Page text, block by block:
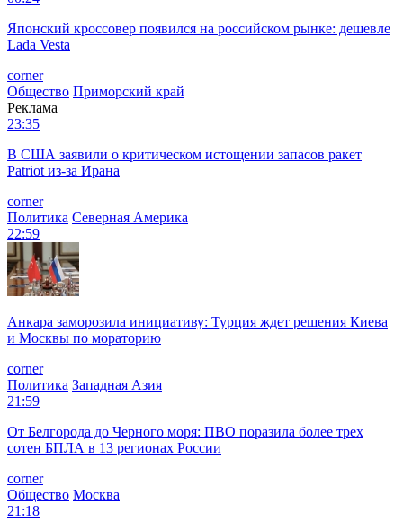
Японский кроссовер появился на российском рынке: дешевле
Lada Vesta
corner
Общество Приморский край
Реклама
23:35
В США заявили о критическом истощении запасов ракет
Patriot из-за Ирана
corner
Политика Северная Америка
22:59
Анкара заморозила инициативу: Турция ждет решения Киева
и Москвы по мораторию
corner
Политика Западная Азия
21:59
От Белгорода до Черного моря: ПВО поразила более трех
сотен БПЛА в 13 регионах России
corner
Общество Москва
21:18